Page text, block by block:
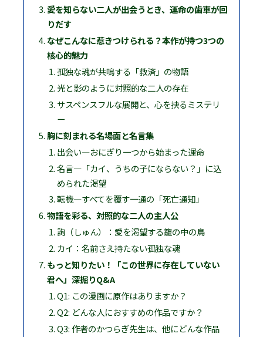
愛を知らない二人が出会うとき、運命の歯車が回
りだす
なぜこんなに惹きつけられる？本作が持つ3つの
核心的魅力
孤独な魂が共鳴する「救済」の物語
光と影のように対照的な二人の存在
サスペンスフルな展開と、心を抉るミステリ
ー
胸に刻まれる名場面と名言集
出会い―おにぎり一つから始まった運命
名言―「カイ、うちの子にならない？」に込
められた渇望
転機―すべてを覆す一通の「死亡通知」
物語を彩る、対照的な二人の主人公
詢（しゅん）：愛を渇望する籠の中の鳥
カイ：名前さえ持たない孤独な魂
もっと知りたい！「この世界に存在していない
君へ」深掘りQ&A
Q1: この漫画に原作はありますか？
Q2: どんな人におすすめの作品ですか？
Q3: 作者のかつらぎ先生は、他にどんな作品